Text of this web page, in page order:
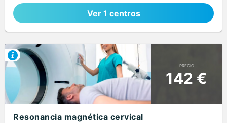
Ver 1 centros
PRECIO
142 €
Resonancia magnética cervical